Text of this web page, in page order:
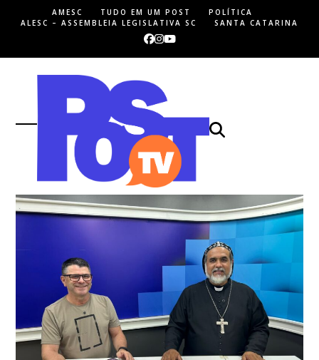
AMESC TUDO EM UM POST
POLÍTICA
ALESC – ASSEMBLEIA LEGISLATIVA SC
SANTA CATARINA
Facebook
Instagram
YouTube
Open
mobile
menu
Close
mobile
menu